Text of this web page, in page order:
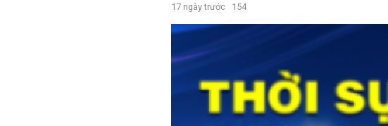
17 ngày trước 154